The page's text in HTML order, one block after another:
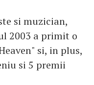
si muzician,
2003 a primit o
si, in plus,
si 5 premii